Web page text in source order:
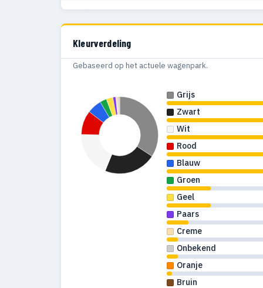
2017
Kleurverdeling
Gebaseerd op het actuele wagenpark.
Grijs
Zwart
Wit
Rood
Blauw
Groen
Geel
Paars
Creme
Onbekend
Oranje
Bruin